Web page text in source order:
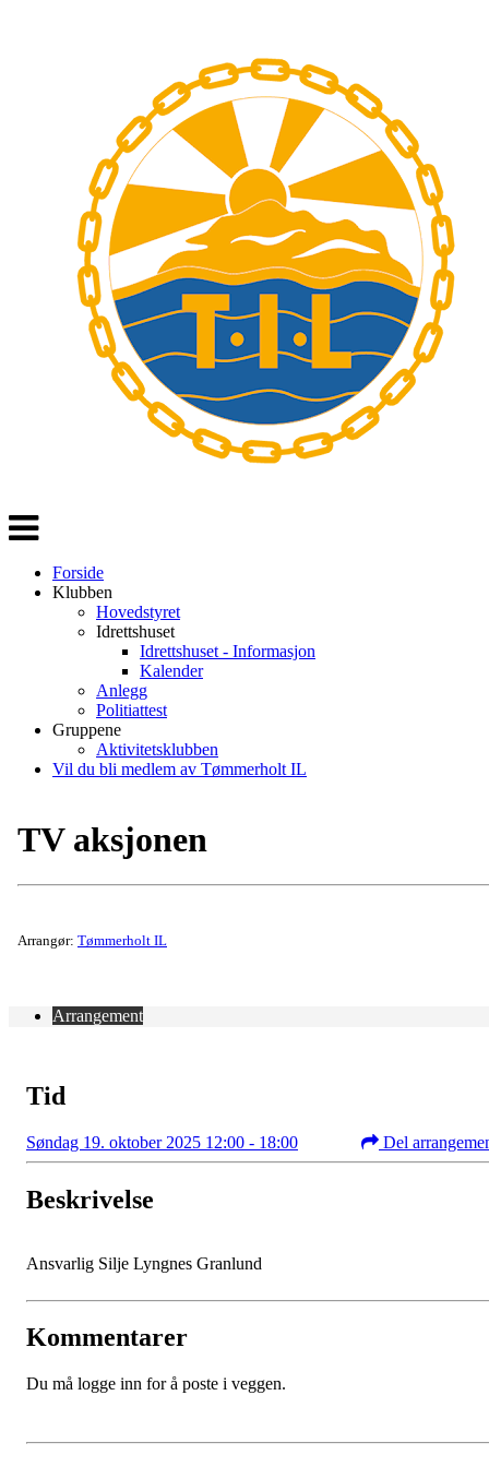
Veksle
navigasjon
Forside
Klubben
Hovedstyret
Idrettshuset
Idrettshuset - Informasjon
Kalender
Anlegg
Politiattest
Gruppene
Aktivitetsklubben
Vil du bli medlem av Tømmerholt IL
TV aksjonen
Arrangør: Tømmerholt IL
Arrangement
Tid
Søndag 19. oktober 2025 12:00 - 18:00 Del
Beskrivelse
Ansvarlig Silje Lyngnes Granlund
Kommentarer
Du må logge inn for å poste i veggen.